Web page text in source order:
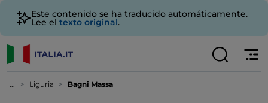
Este contenido se ha traducido automáticamente.
Lee el texto original.
... Liguria Bagni Massa